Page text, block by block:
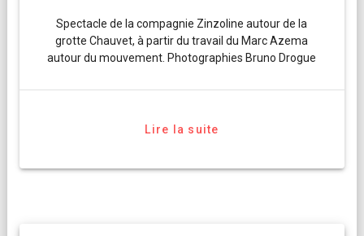
Spectacle de la compagnie Zinzoline autour de la
grotte Chauvet, à partir du travail du Marc Azema
autour du mouvement. Photographies Bruno Drogue
Lire la suite